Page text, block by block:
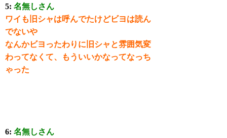
5:名無しさん
ワイも旧シャは呼んでたけどビヨは読ん
でないや
なんかビヨったわりに旧シャと雰囲気変
わってなくて、もういいかなってなっち
ゃった
6:名無しさん